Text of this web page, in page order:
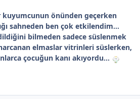
önünden geçerken
sahneden ben çok etkilendim...
bilmeden sadece süslenmek
elmaslar vitrinleri süslerken,
çocuğun kanı akıyordu...